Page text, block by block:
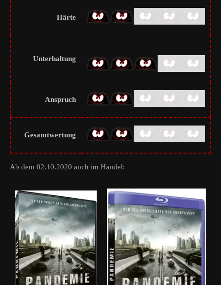
Härte
Unterhaltung
Anspruch
Gesamtwertung
Ab dem 02.10.2020 auch im Handel: